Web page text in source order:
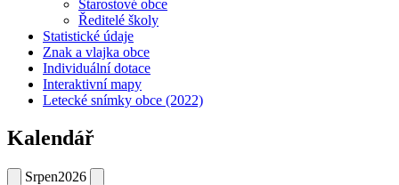
Starostové obce
Ředitelé školy
Statistické údaje
Znak a vlajka obce
Individuální dotace
Interaktivní mapy
Letecké snímky obce (2022)
Kalendář
Srpen2026